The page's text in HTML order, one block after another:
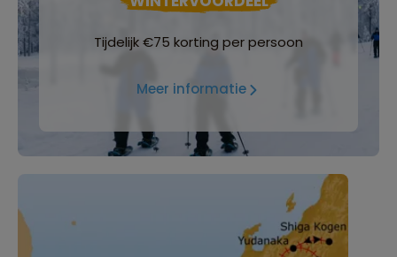
Tijdelijk €75 korting per persoon
Meer informatie